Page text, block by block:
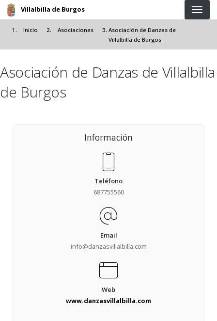
Pasar al contenido principal
Villalbilla de Burgos
Inicio Asociaciones
Asociación de Danzas de
Villalbilla de Burgos
Asociación de Danzas de Villalbilla
de Burgos
Información
Teléfono
687755560
Email
info@danzasvillalbilla.com
Web
www.danzasvillalbilla.com